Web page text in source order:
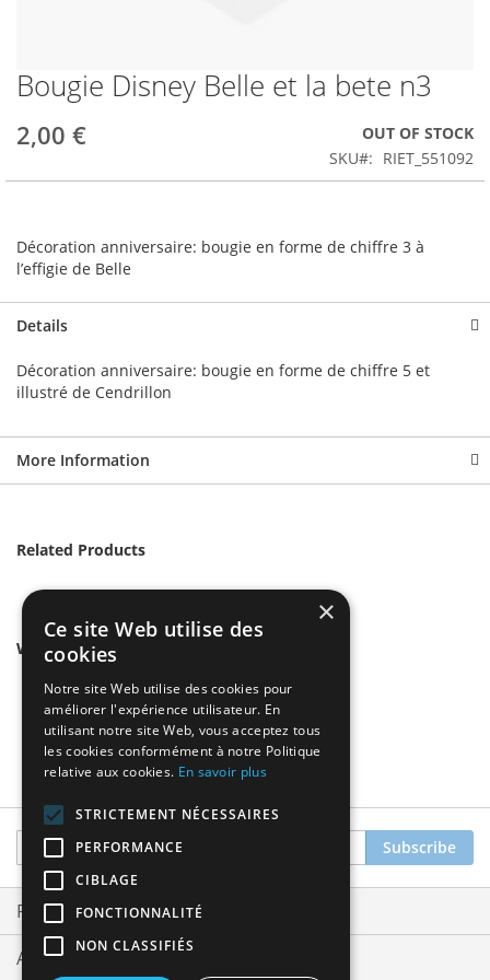
Skip
to
the
beginning
Bougie Disney Belle et la bete n3
2,00 €
OUT OF STOCK
SKU
RIET_551092
Décoration anniversaire: bougie en forme de chiffre 3 à
l’effigie de Belle
Details
Décoration anniversaire: bougie en forme de chiffre 5 et
illustré de Cendrillon
More Information
Related Products
We found other products you might like!
Sign
Up
for
Our
Newsletter:
Subscribe
Privacy and Cookie Policy
Advanced Search
×
Ce site Web utilise des
cookies
Notre site Web utilise des cookies pour
améliorer l'expérience utilisateur. En
utilisant notre site Web, vous acceptez tous
les cookies conformément à notre Politique
relative aux cookies. En savoir plus
STRICTEMENT NÉCESSAIRES
PERFORMANCE
CIBLAGE
FONCTIONNALITÉ
NON CLASSIFIÉS